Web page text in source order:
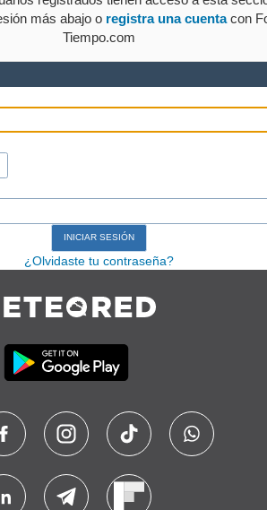
más abajo o registra una cuentacon
Tiempo.com
¿Olvidaste tu contraseña?